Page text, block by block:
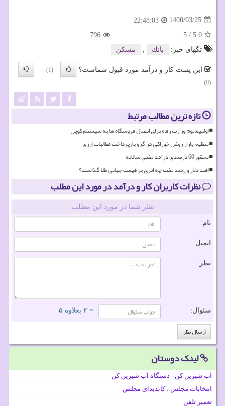
1400/03/25
22:48:03
5.0
/
5
796
تگهای خبر:
بانك , مسكن
این پست کار و درآمد مورد قبول شماست؟
(1)
(0)
تازه ترین مطالب مرتبط
اولتیماتوم وزارت رفاه برای اتصال فروشگاه ها به سیستم کوپن
تنظیم بازار روغن خوراکی در گرو بازپرداخت مطالبات ارزی
تحقق 60 درصدی درآمد نفتی سالانه
افت دلار و رشد نفت چه اثری بر قیمت جهانی طلا گذاشت؟
نظرات کاربران کار و درآمد در مورد این مطلب
نظر شما در مورد این مطلب
نام:
ایمیل:
نظر:
سئوال: = ۲ بعلاوه ۵
لینک دوستان
آب شیرین کن - دستگاه آب شیرین کن
انتخابات مجلس ، کاندیدای مجلس
تعمیر تلفن